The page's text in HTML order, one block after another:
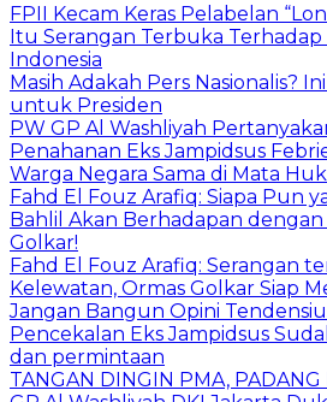
FPII Kecam Keras Pelabelan
Itu Serangan Terbuka
Indonesia
Masih Adakah Pers Nasionalis?
untuk Presiden
PW GP Al Washliyah
Penahanan Eks Jampidsus
Warga Negara Sama di Mata
Fahd El Fouz Arafiq: Siapa Pun
Bahlil Akan Berhadapan dengan
Golkar!
Fahd El Fouz Arafiq: Serangan
Kelewatan, Ormas Golkar Siap
Jangan Bangun Opini
Pencekalan Eks Jampidsus
dan permintaan
TANGAN DINGIN PMA, PADANG